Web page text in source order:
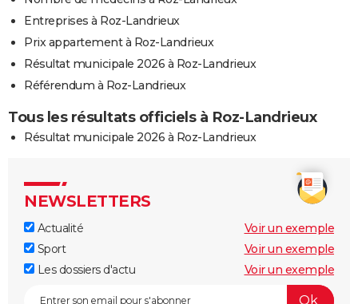
Entreprises à Roz-Landrieux
Prix appartement à Roz-Landrieux
Résultat municipale 2026 à Roz-Landrieux
Référendum à Roz-Landrieux
Tous les résultats officiels à Roz-Landrieux
Résultat municipale 2026 à Roz-Landrieux
NEWSLETTERS
Actualité
Voir un exemple
Sport
Voir un exemple
Les dossiers d'actu
Voir un exemple